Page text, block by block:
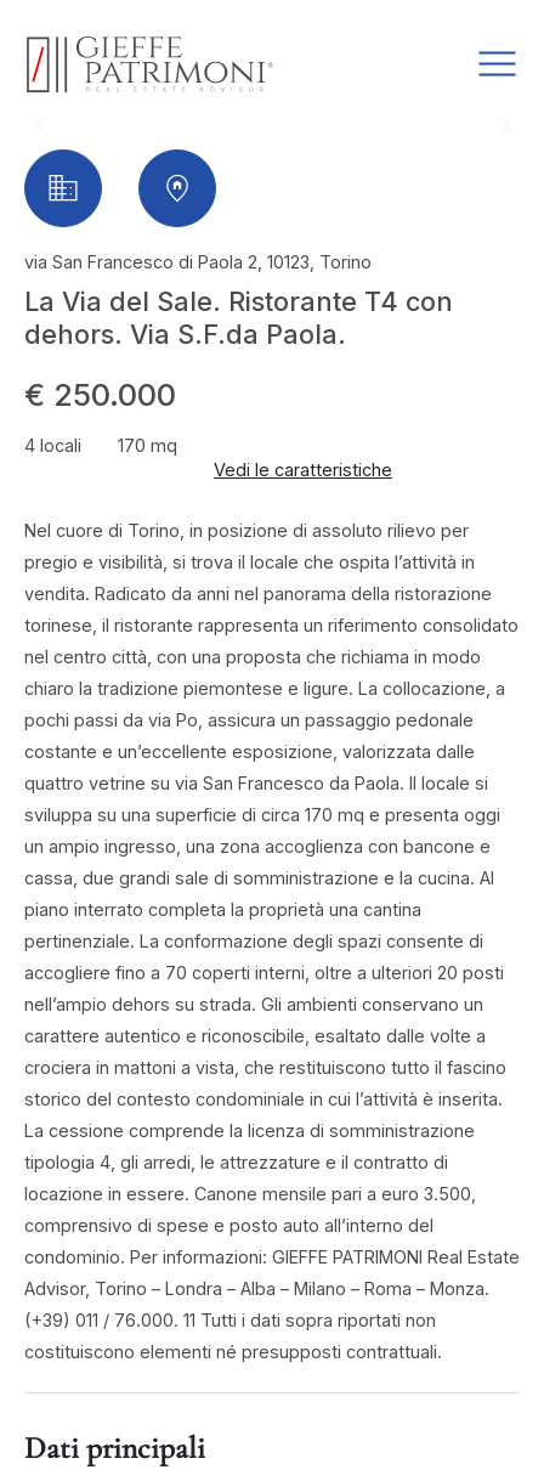
via San Francesco di Paola 2, 10123, Torino
La Via del Sale. Ristorante T4 con
dehors. Via S.F.da Paola.
€ 250.000
4 locali
170 mq
Vedi le caratteristiche
Nel cuore di Torino, in posizione di assoluto rilievo per
pregio e visibilità, si trova il locale che ospita l’attività in
vendita. Radicato da anni nel panorama della ristorazione
torinese, il ristorante rappresenta un riferimento consolidato
nel centro città, con una proposta che richiama in modo
chiaro la tradizione piemontese e ligure. La collocazione, a
pochi passi da via Po, assicura un passaggio pedonale
costante e un’eccellente esposizione, valorizzata dalle
quattro vetrine su via San Francesco da Paola. Il locale si
sviluppa su una superficie di circa 170 mq e presenta oggi
un ampio ingresso, una zona accoglienza con bancone e
cassa, due grandi sale di somministrazione e la cucina. Al
piano interrato completa la proprietà una cantina
pertinenziale. La conformazione degli spazi consente di
accogliere fino a 70 coperti interni, oltre a ulteriori 20 posti
nell’ampio dehors su strada. Gli ambienti conservano un
carattere autentico e riconoscibile, esaltato dalle volte a
crociera in mattoni a vista, che restituiscono tutto il fascino
storico del contesto condominiale in cui l’attività è inserita.
La cessione comprende la licenza di somministrazione
tipologia 4, gli arredi, le attrezzature e il contratto di
locazione in essere. Canone mensile pari a euro 3.500,
comprensivo di spese e posto auto all’interno del
condominio. Per informazioni: GIEFFE PATRIMONI Real Estate
Advisor, Torino – Londra – Alba – Milano – Roma – Monza.
(+39) 011 / 76.000. 11 Tutti i dati sopra riportati non
costituiscono elementi né presupposti contrattuali.
Dati principali